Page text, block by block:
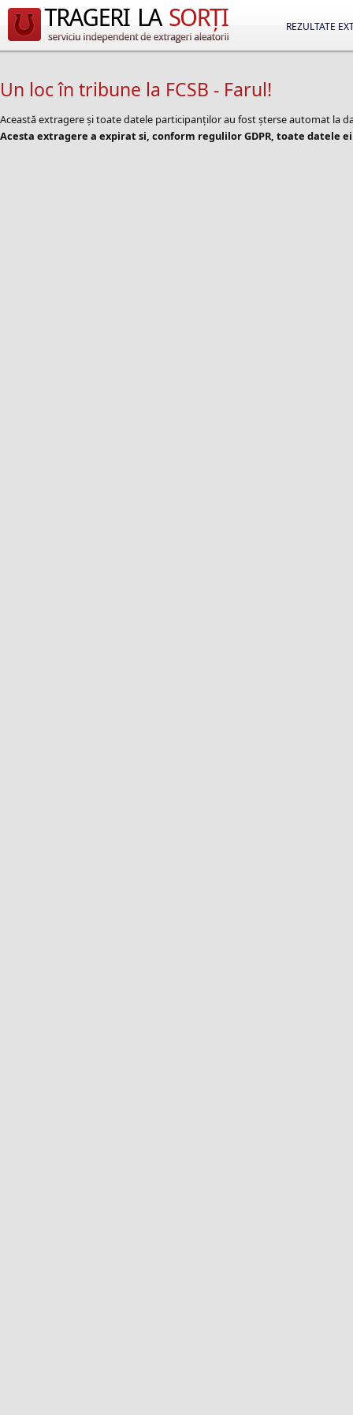
REZULTATE
Un loc în tribune la FCSB - Farul!
Această extragere și toate datele participanților au fost șterse automat la
Acesta extragere a expirat si, conform regulilor GDPR, toate datele